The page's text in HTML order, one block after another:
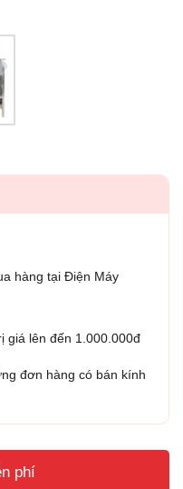
hàng tại Điện Máy
giá lên đến 1.000.000đ
đơn hàng có bán kính
phí